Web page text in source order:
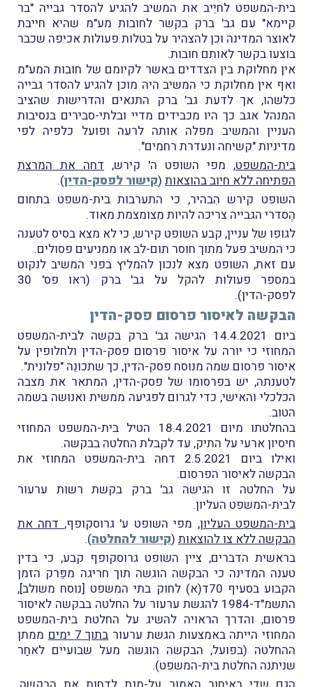
בית-המשפט לחיֵיב את המשיב להגיע להסדר גבייה "בר
קיימא" עם גב' ברק בקשר לחובות מע"מ שהיא חייבת
לאוצר המדינה וכן להצהיר על בטלות פעולות אכיפה שכבר
בוצעו בקשר לאותם חובות.
אין מחלוקת בין הצדדים באשר לקיומם של חובות המע"מ
ואף אין מחלוקת כי המשיב היה מוכן להגיע להסדר גבייה
כלשהו, אך לדעת גב' ברק התנאים והדרישות שהציב
המנהל אגב כך היו מכבידים מדיי ובלתי-סבירים בנסיבות
העניין והמשיב מפלה אותה לרעה ופועל כלפיה לפי
מדיניות "קשיחה ונעדרת רחמים".
בית-המשפט, מפי השופט ה' קירש, דחה את המרצת
הפתיחה ללא חיוב בהוצאות (קישור לפסק-הדין).
השופט קירש הִבהיר, כי התערבות בית-משפט בתחום
הֶסדרי הגבייה צריכה להיות מצומצמת מאוד.
לגופו של עניין, קבע השופט קירש, כי לא מצא בסיס לטענה
כי המשיב פעל מתוך חוסר תום-לב או ממניעים פסולים.
עם זאת, השופט מצא לנכון להמליץ בפני המשיב לנקוט
במספר פעולות להקל על גב' ברק (ראו פס' 30
לפסק-הדין).
הבקשה לאיסור פרסום פסק-הדין
ביום 14.4.2021 הגישה גב' ברק בקשה לבית-המשפט
המחוזי כי יורה על איסור פרסום פסק-הדין ולחלופין על
איסור פרסום שמה מנוסח פסק-הדין, כך שתכונֵה "פלונית".
לטענתה, יש בפרסומו של פסק-הדין, המתאר את מצבה
הכלכלי והאישי, כדי לגרום לפגיעה ממשית ואנושה בשמה
הטוב.
בהחלטתו מיום 18.4.2021 הטיל בית-המשפט המחוזי
חיסיון ארעי על התיק, עד לקבלת החלטה בבקשה.
ואילו ביום 2.5.2021 דחה בית-המשפט המחוזי את
הבקשה לאיסור הפרסום.
על החלטה זו הגישה גב' ברק בקשת רשות ערעור
לבית-המשפט העליון.
בית-המשפט העליון, מפי השופט ע' גרוסקופף, דחה את
הבקשה ללא צו להוצאות (קישור להחלטה).
בראשית הדברים, ציין השופט גרוסקופף קבע, כי בדין
טענה המדינה כי הבקשה הוגשה תוך חריגה מפֵּרק הזמן
הקבוע בסעיף 70ד(א) לחוק בתי המשפט [נוסח משולב],
התשמ"ד-1984 להגשת ערעור על החלטה בבקשה לאיסור
פרסום, והדרך הראויה להשיג על החלטת בית-המשפט
המחוזי הייתה באמצעות הגשת ערעור בתוך 7 ימים
ממתן
ההחלטה (בפועל, הבקשה הוגשה מעל שבועיים לאחַר
שניתנה החלטת בית-המשפט).